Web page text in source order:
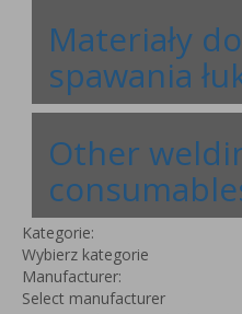
Materiały
spawania
Other
Kategorie:
Wybierz kategorie
Manufacturer:
Select manufacturer